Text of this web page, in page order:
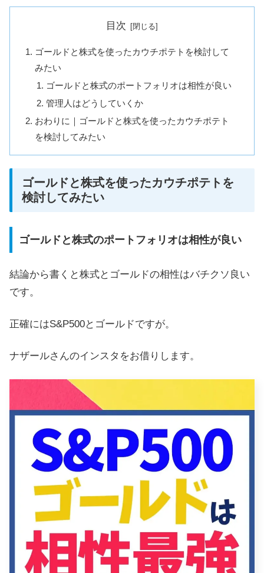
目次
ゴールドと株式を使ったカウチポテトを検討して
みたい
ゴールドと株式のポートフォリオは相性が良い
管理人はどうしていくか
おわりに｜ゴールドと株式を使ったカウチポテト
を検討してみたい
ゴールドと株式を使ったカウチポテトを
検討してみたい
ゴールドと株式のポートフォリオは相性が良い
結論から書くと株式とゴールドの相性はバチクソ良い
です。
正確にはS&P500とゴールドですが。
ナザールさんのインスタをお借りします。